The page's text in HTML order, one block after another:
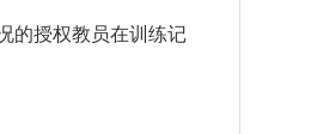
的授权教员在训练记